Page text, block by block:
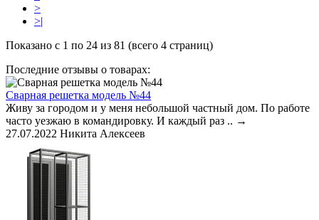
>
>|
Показано с 1 по 24 из 81 (всего 4 страниц)
Последние отзывы о товарах:
Сварная решетка модель №44
Живу за городом и у меня небольшой частный дом. По работе
часто уезжаю в командировку. И каждый раз .. →
27.07.2022 Никита Алексеев